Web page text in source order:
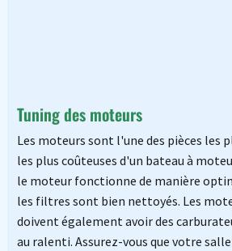
Tuning des moteurs
Les moteurs sont l'une des pièces les
les plus coûteuses d'un bateau à
le moteur fonctionne de manière
les filtres sont bien nettoyés. Les
doivent également avoir des
au ralenti. Assurez-vous que votre